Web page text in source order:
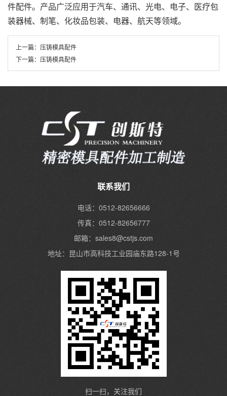
件配件。产品广泛应用于汽车、通讯、光电、电子、医疗包
装器械、制笔、化妆品包装、电器、航天等领域。
上一篇： 压铸模具配件
下一篇： 压铸模具配件
联系我们
电话：0512-82656666
传真：0512-82656777
邮箱：sales8@cstjs.com
地址：昆山市高科技工业园庙东路128-1号
扫一扫，关注我们